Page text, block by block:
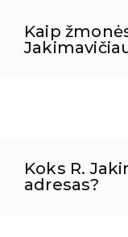
Kaip
Koks R.
adresas?